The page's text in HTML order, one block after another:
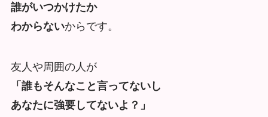
誰がいつかけたか
わからないからです。
友人や周囲の人が
「誰もそんなこと言ってないし
あなたに強要してないよ？」